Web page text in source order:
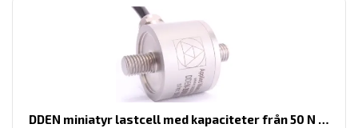
DDEN miniatyr lastcell med kapaciteter från 50 N …